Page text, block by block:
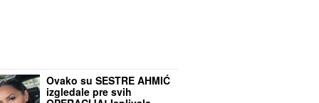
Ovako su SESTRE AHMIĆ
izgledale pre svih